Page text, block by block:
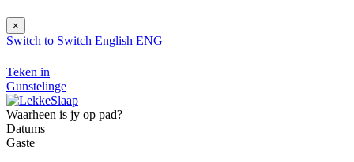
×
Switch to Switch English ENG
Teken in
Gunstelinge
Waarheen is jy op pad?
Datums
Gaste